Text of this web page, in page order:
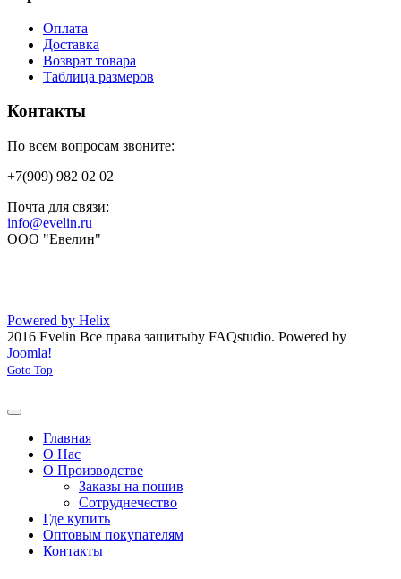
Оплата
Доставка
Возврат товара
Таблица размеров
Контакты
По всем вопросам звоните:
+7(909) 982 02 02
Почта для связи:
info@evelin.ru
ООО "Евелин"
Powered by Helix
2016 Evelin Все права защитыby FAQstudio. Powered by
Joomla!
Goto Top
Главная
О Нас
О Производстве
Заказы на пошив
Сотруднечество
Где купить
Оптовым покупателям
Контакты